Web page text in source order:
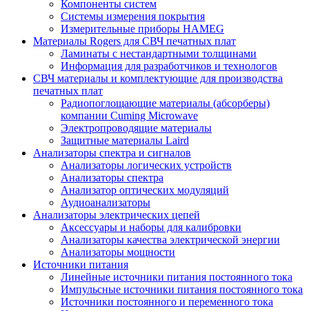
Компоненты систем
Системы измерения покрытия
Измерительные приборы HAMEG
Материалы Rogers для СВЧ печатных плат
Ламинаты с нестандартными толщинами
Информация для разработчиков и технологов
СВЧ материалы и комплектующие для производства
печатных плат
Радиопоглощающие материалы (абсорберы)
компании Cuming Microwave
Электропроводящие материалы
Защитные материалы Laird
Анализаторы спектра и сигналов
Анализаторы логических устройств
Анализаторы спектра
Анализатор оптических модуляций
Аудиоанализаторы
Анализаторы электрических цепей
Аксессуары и наборы для калибровки
Анализаторы качества электрической энергии
Анализаторы мощности
Источники питания
Линейные источники питания постоянного тока
Импульсные источники питания постоянного тока
Источники постоянного и переменного тока